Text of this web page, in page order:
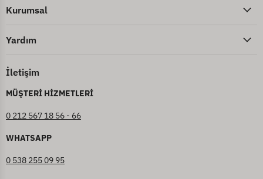
Kurumsal
Yardım
İletişim
MÜŞTERİ HİZMETLERİ
0 212 567 18 56 - 66
WHATSAPP
0 538 255 09 95